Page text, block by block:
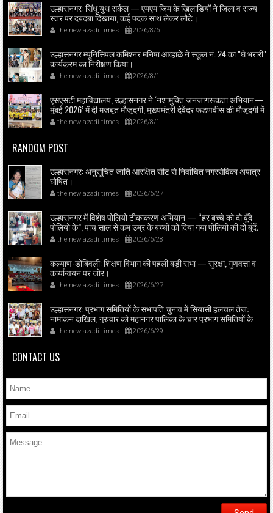
उल्हासनगर: सिंधू युथ सर्कल — एमएम जिम के खिलाडियों ने जिला व राज्य
स्तर पर दबदबा दिखाया, कई पदक साथ लेकर लौटे।
the new azadi times 2026/8/6
उल्हासनगर म्यूनिसिपल कमिश्नर मनिषा आव्हाळे ने स्कूल नं. 24 का "घे भरारी"
कार्यक्रम का निरीक्षण किया।
the new azadi times 2026/8/1
एसएसटी महाविद्यालय, उल्हासनगर ने ‘नशामुक्ति जनजागरूकता अभियान—
मुंबई 2026’ में दी मजबूत मौजूदगी, मुख्यमंत्री देवेंद्र फडणवीस की मौजूदगी में
मुंबई के एनएससीआई डोम में आयोजित शपथ ग्रहण समारोह का लाइव
प्रसारण उल्हासनगर में भी दिखाया गया; छात्रों ने प्रत्यक्ष व ऑनलाइन
the new azadi times 2026/8/1
RANDOM POST
उल्हासनगर: अनुसूचित जाति आरक्षित सीट से निर्वाचित नगरसेविका अपात्र
घोषित।
the new azadi times 2026/6/27
उल्हासनगर में विशेष पोलियो टीकाकरण अभियान — “हर बच्चे को दो बूँदे
पोलियो के”, पांच साल से कम उम्र के बच्चों को दिया गया पोलियो की दो बूंदें;
स्वास्थ्यकर्मी व आशास्वयंसेवकों ने पहुंच कर माता-पिता से सहयोग माँगा।
the new azadi times 2026/6/28
कल्याण-डोंबिवली: शिक्षण विभाग की पहली बड़ी सभा — सुरक्षा, गुणवत्ता व
कार्यान्वयन पर जोर।
the new azadi times 2026/6/27
उल्हासनगर: प्रभाग समितियों के सभापति चुनाव में सियासी हलचल तेज;
नामांकन दाखिल, गुरुवार को महानगर पालिका के चार प्रभाग समितियों के
सभापति बिन विरोध चुनाव होंगे।
the new azadi times 2026/6/29
CONTACT US